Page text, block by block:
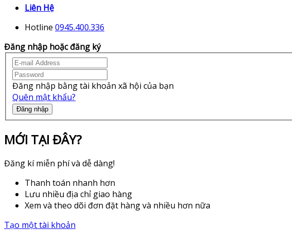
Liên Hệ
Hotline 0945.400.336
Đăng nhập hoặc đăng ký
Đăng nhập bằng tài khoản xã hội của bạn
Quên mật khẩu?
Đăng nhập
MỚI TẠI ĐÂY?
Đăng kí miễn phí và dễ dàng!
Thanh toán nhanh hơn
Lưu nhiều địa chỉ giao hàng
Xem và theo dõi đơn đặt hàng và nhiều hơn nữa
Tạo một tài khoản